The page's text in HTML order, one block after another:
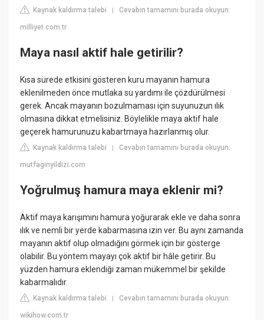
Kaynak kaldırma talebi |Cevabın tamamını burada okuyun:
milliyet.com.tr
Maya nasıl aktif hale getirilir?
Kısa sürede etkisini gösteren kuru mayanın hamura
eklenilmeden önce mutlaka su yardımı ile çözdürülmesi
gerek. Ancak mayanın bozulmaması için suyunuzun ılık
olmasına dikkat etmelisiniz. Böylelikle maya aktif hale
geçerek hamurunuzu kabartmaya hazırlanmış olur.
Kaynak kaldırma talebi |Cevabın tamamını burada okuyun:
mutfaginyildizi.com
Yoğrulmuş hamura maya eklenir mi?
Aktif maya karışımını hamura yoğurarak ekle ve daha sonra
ılık ve nemli bir yerde kabarmasına izin ver. Bu aynı zamanda
mayanın aktif olup olmadığını görmek için bir gösterge
olabilir. Bu yöntem mayayı çok aktif bir hâle getirir. Bu
yüzden hamura eklendiği zaman mükemmel bir şekilde
kabarmalıdır.
Kaynak kaldırma talebi |Cevabın tamamını burada okuyun:
wikihow.com.tr